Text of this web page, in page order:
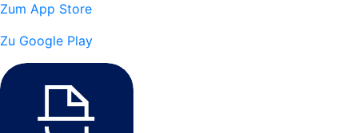
Zum App Store
Zu Google Play